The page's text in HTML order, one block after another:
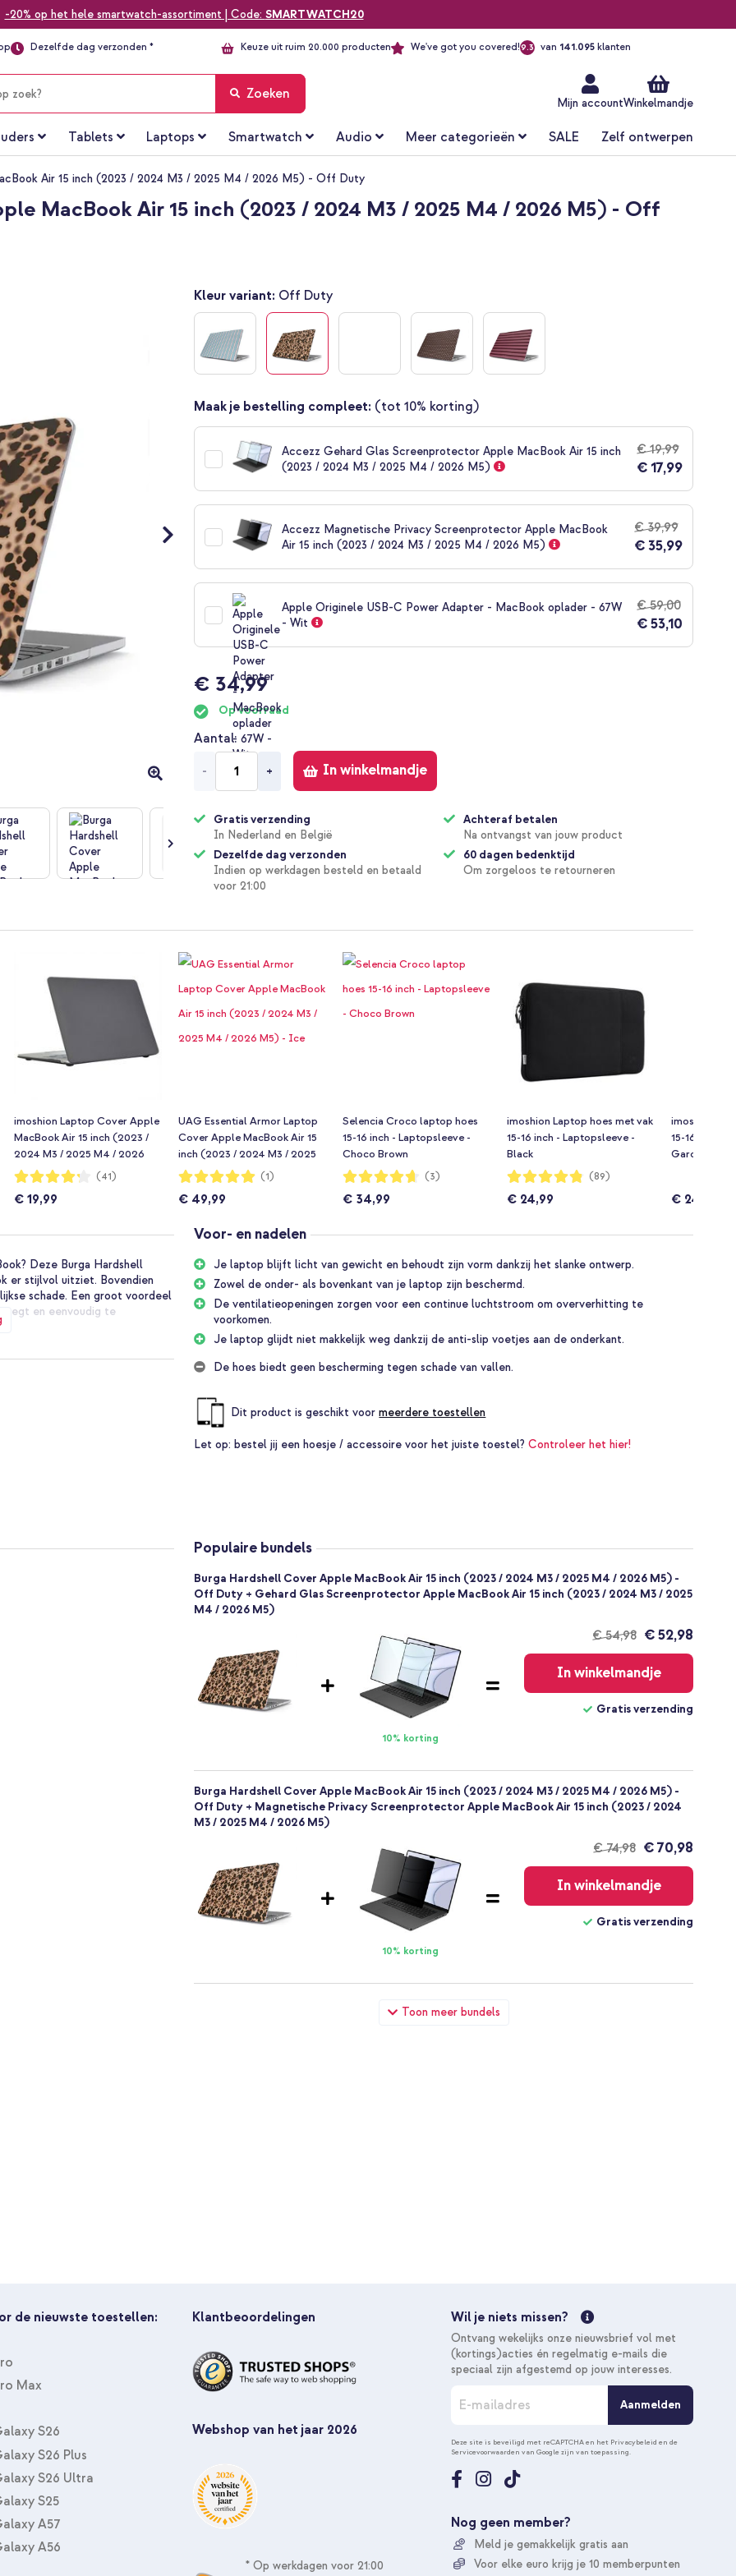
-20% op het hele smartwatch-assortiment | Code: SMARTWATCH20
Dezelfde dag verzonden * Keuze uit ruim 20.000 producten We've got you covered!9.3 van 141.095klanten
Mijn accountWinkelmandje
Zoeken
Tablets Laptops Smartwatch Audio Meer categorieën SALE Zelf ontwerpen
Air 15 inch (2023 / 2024 M3 / 2025 M4 / 2026 M5) - Off Duty
MacBook Air 15 inch (2023 / 2024 M3 / 2025 M4 / 2026 M5) - Off
Kleur variant: Off Duty
Maak je bestelling compleet: (tot 10% korting)
Accezz Gehard Glas Screenprotector Apple MacBook Air 15 inch
(2023 / 2024 M3 / 2025 M4 / 2026 M5)
€ 19,99
€ 17,99
Accezz Magnetische Privacy Screenprotector Apple MacBook
Air 15 inch (2023 / 2024 M3 / 2025 M4 / 2026 M5)
€ 39,99
€ 35,99
Apple Originele USB-C Power Adapter - MacBook oplader - 67W
- Wit
€ 59,00
€ 53,10
€ 34,99
Op voorraad
Aantal
- + In winkelmandje
Gratis verzending
In Nederland en België
Dezelfde dag verzonden
Indien op werkdagen besteld en betaald
voor 21:00
Achteraf betalen
Na ontvangst van jouw product
60 dagen bedenktijd
Om zorgeloos te retourneren
imoshion Laptop Cover Apple
MacBook Air 15 inch (2023 /
2024 M3 / 2025 M4 / 2026
M5) - Zwart
Waardering:
84%
(41)
€ 19,99
UAG Essential Armor Laptop
Cover Apple MacBook Air 15
inch (2023 / 2024 M3 / 2025
M4 / 2026 M5) - Ice
Waardering:
100%
(1)
€ 49,99
Selencia Croco laptop hoes
15-16 inch - Laptopsleeve -
Choco Brown
Waardering:
93%
(3)
€ 34,99
imoshion Laptop hoes met vak
15-16 inch - Laptopsleeve -
Black
Waardering:
96%
(89)
€ 24,99
imoshion
15-16 inch -
Garden
€ 24,99
Deze Burga Hardshell
er stijlvol uitziet. Bovendien
schade. Een groot voordeel
en eenvoudig te
en één voor de
is gemaakt van stevig en
blijft. De harde
te maken en te
uitziet.
Dit zorgt ervoor
dat je laptop
bereikbaar voor
frequent in een tas of
Voor- en nadelen
Je laptop blijft licht van gewicht en behoudt zijn vorm dankzij het slanke ontwerp.
Zowel de onder- als bovenkant van je laptop zijn beschermd.
De ventilatieopeningen zorgen voor een continue luchtstroom om oververhitting te
voorkomen.
Je laptop glijdt niet makkelijk weg dankzij de anti-slip voetjes aan de onderkant.
De hoes biedt geen bescherming tegen schade van vallen.
Dit product is geschikt voormeerdere toestellen
Let op: bestel jij een hoesje / accessoire voor het juiste toestel?Controleer het hier!
Populaire bundels
Toon meer bundels
Burga Hardshell Cover Apple MacBook Air 15 inch (2023 / 2024 M3 / 2025 M4 / 2026 M5) -
Off Duty + Gehard Glas Screenprotector Apple MacBook Air 15 inch (2023 / 2024 M3 / 2025
M4 / 2026 M5)
10% korting
€ 54,98
Gratis
verzending
€ 52,98
In winkelmandje
Gratis verzending
Burga Hardshell Cover Apple MacBook Air 15 inch (2023 / 2024 M3 / 2025 M4 / 2026 M5) -
Off Duty + Magnetische Privacy Screenprotector Apple MacBook Air 15 inch (2023 / 2024
M3 / 2025 M4 / 2026 M5)
10% korting
€ 74,98
verzending
€ 70,98
In winkelmandje
Gratis verzending
Burga Hardshell Cover Apple MacBook Air 15 inch (2023 / 2024 M3 / 2025 M4 / 2026 M5) -
Off Duty + Originele USB-C Power Adapter - MacBook oplader - 67W - Wit
de nieuwste toestellen:
Max
S26
S26 Plus
S26 Ultra
S25
A57
A56
Klantbeoordelingen
Webshop van het jaar 2026
* Op werkdagen voor 21:00
Wil je niets missen?
Ontvang wekelijks onze nieuwsbrief vol met
(kortings)acties én regelmatig e-mails die
speciaal zijn afgestemd op jouw interesses.
n
n
e
e
u
p
o
Aanmelden
Deze site is beveiligd met reCAPTCHA en het Privacybeleid en de
Servicevoorwaarden van Google zijn van toepassing.
Nog geen member?
Meld je gemakkelijk gratis aan
Voor elke euro krijg je 10 memberpunten